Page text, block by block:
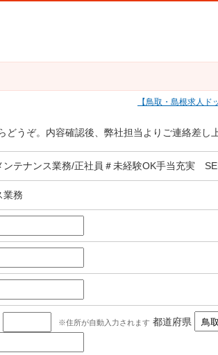
鳥取・島根求人ド
うぞ。内容確認後、弊社担当よりご連絡差し
ンテナンス業務/正社員＃未経験OK手当充実
業務
住所が自動入力されます 都道府県